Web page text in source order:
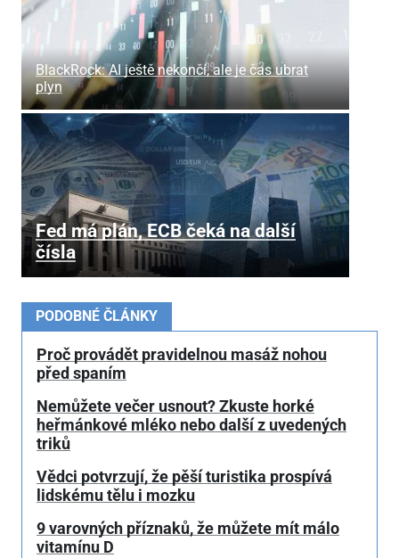
BlackRock: AI ještě nekončí, ale je čas ubrat
plyn
Fed má plán, ECB čeká na další
čísla
PODOBNÉ ČLÁNKY
Proč provádět pravidelnou masáž nohou
před spaním
Nemůžete večer usnout? Zkuste horké
heřmánkové mléko nebo další z uvedených
triků
Vědci potvrzují, že pěší turistika prospívá
lidskému tělu i mozku
9 varovných příznaků, že můžete mít málo
vitamínu D